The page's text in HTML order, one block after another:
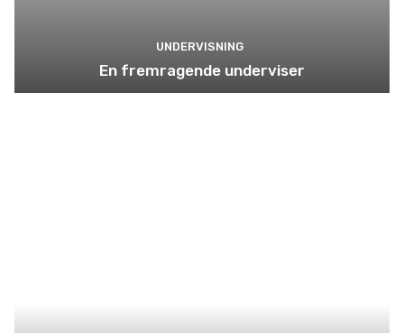
UNDERVISNING
En fremragende underviser